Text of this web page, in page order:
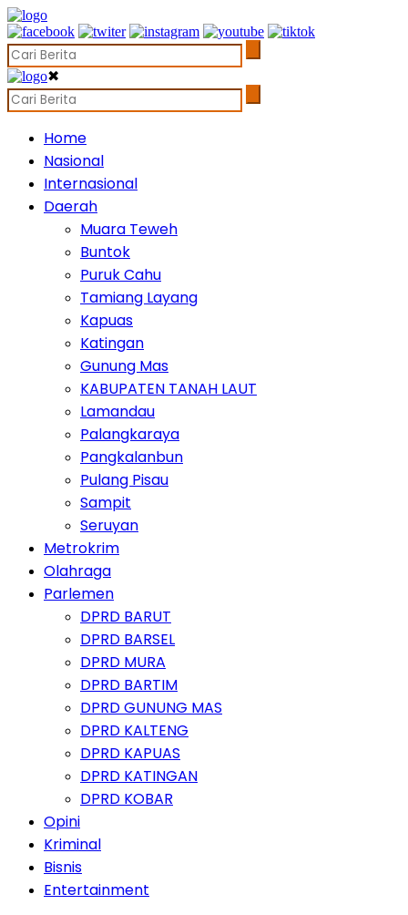
✖
Home
Nasional
Internasional
Daerah
Muara Teweh
Buntok
Puruk Cahu
Tamiang Layang
Kapuas
Katingan
Gunung Mas
KABUPATEN TANAH LAUT
Lamandau
Palangkaraya
Pangkalanbun
Pulang Pisau
Sampit
Seruyan
Metrokrim
Olahraga
Parlemen
DPRD BARUT
DPRD BARSEL
DPRD MURA
DPRD BARTIM
DPRD GUNUNG MAS
DPRD KALTENG
DPRD KAPUAS
DPRD KATINGAN
DPRD KOBAR
Opini
Kriminal
Bisnis
Entertainment